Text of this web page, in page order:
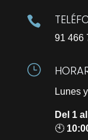

91 466
}
Lunes
Del 1
🕙